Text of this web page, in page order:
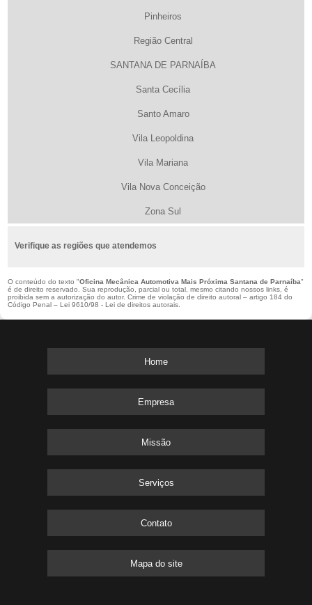
Pinheiros
Região Central
SANTANA DE PARNAÍBA
Santa Cecília
Santo Amaro
Vila Leopoldina
Vila Mariana
Vila Nova Conceição
Zona Sul
Verifique as regiões que atendemos
O conteúdo do texto "Oficina Mecânica Automotiva Mais Próxima Santana de Parnaíba"
é de direito reservado. Sua reprodução, parcial ou total, mesmo citando nossos links, é
proibida sem a autorização do autor. Crime de violação de direito autoral – artigo 184 do
Código Penal –Lei 9610/98 - Lei de direitos autorais
Home
Empresa
Missão
Serviços
Contato
Mapa do site